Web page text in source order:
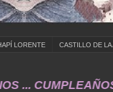
LORENTE CASTILLO DE LA
...